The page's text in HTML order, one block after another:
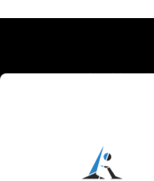
© L’Altra
informazioni riportate
sono volte a
paziente o una visita
consultare il proprio
leggi il nostrodisclaimer